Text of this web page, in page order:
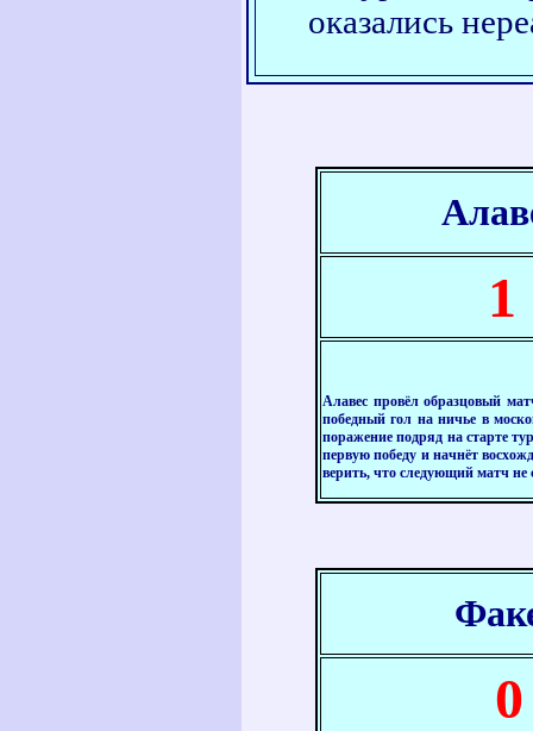
оказались
1
Алавес провёл образцовый
победный гол на ничье в
поражение подряд на старте
первую победу и начнёт
верить, что следующий матч
0